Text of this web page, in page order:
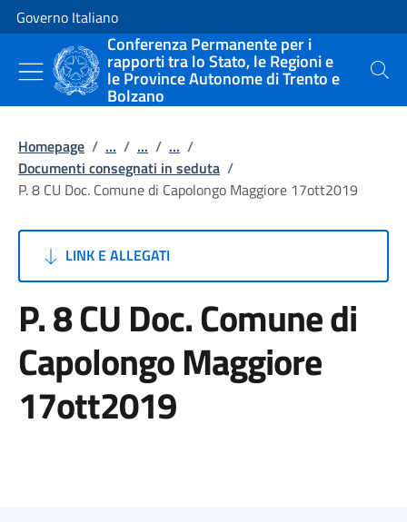
Vai al contenuto
Vai alla navigazione del sito
Governo Italiano
Conferenza Permanente per i
rapporti tra lo Stato, le Regioni e
le Province Autonome di Trento e
Bolzano
Cerca
Homepage / ... / ... / ... /
Documenti consegnati in seduta /
P. 8 CU Doc. Comune di Capolongo Maggiore 17ott2019
LINK E ALLEGATI
P. 8 CU Doc. Comune di
Capolongo Maggiore
17ott2019